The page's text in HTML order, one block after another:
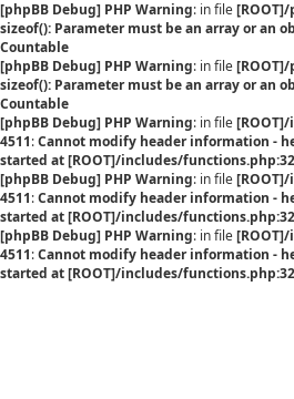
[phpBB Debug] PHP Warning: in file
sizeof(): Parameter must be an array or an
Countable
[phpBB Debug] PHP Warning: in file
sizeof(): Parameter must be an array or an
Countable
[phpBB Debug] PHP Warning: in file
4511:Cannot modify header information -
started at [ROOT]/includes/
[phpBB Debug] PHP Warning: in file
4511:Cannot modify header information -
started at [ROOT]/includes/
[phpBB Debug] PHP Warning: in file
4511:Cannot modify header information -
started at [ROOT]/includes/